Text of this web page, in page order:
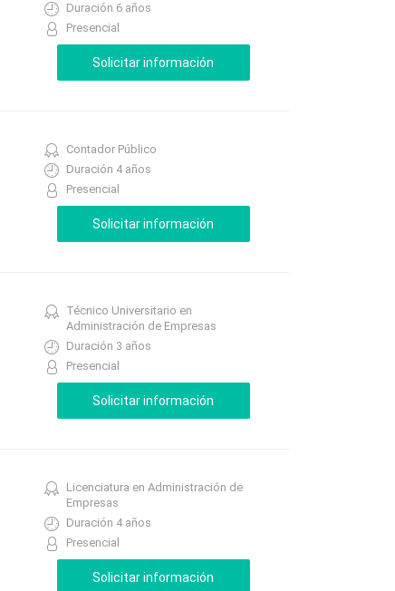
Duración 6 años
Presencial
Contador Público
Duración 4 años
Presencial
Técnico Universitario en
Administración de Empresas
Duración 3 años
Presencial
Licenciatura en Administración de
Empresas
Duración 4 años
Presencial